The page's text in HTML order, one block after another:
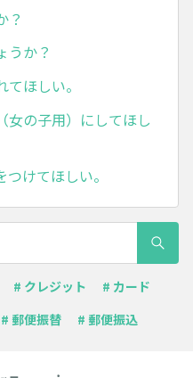
？
うか？
ほしい。
女の子用）にしてほし
けてほしい。
# クレジット
# カード
# 郵便振替 # 郵便振込